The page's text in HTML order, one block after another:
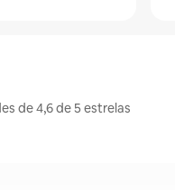
de 4,6 de 5 estrelas